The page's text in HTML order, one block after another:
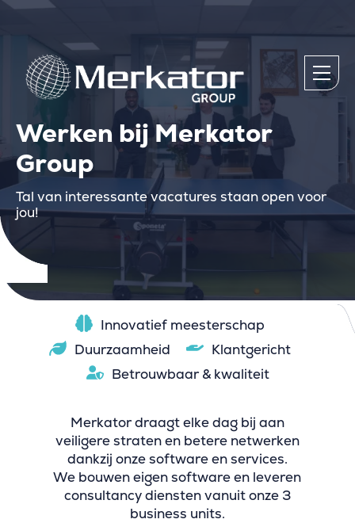
Werken bij Merkator
Group
Tal van interessante vacatures staan open voor
jou!
Innovatief meesterschap
Duurzaamheid
Klantgericht
Betrouwbaar & kwaliteit
Merkator draagt elke dag bij aan
veiligere straten en betere netwerken
dankzij onze software en services.
We bouwen eigen software en leveren
consultancy diensten vanuit onze 3
business units.